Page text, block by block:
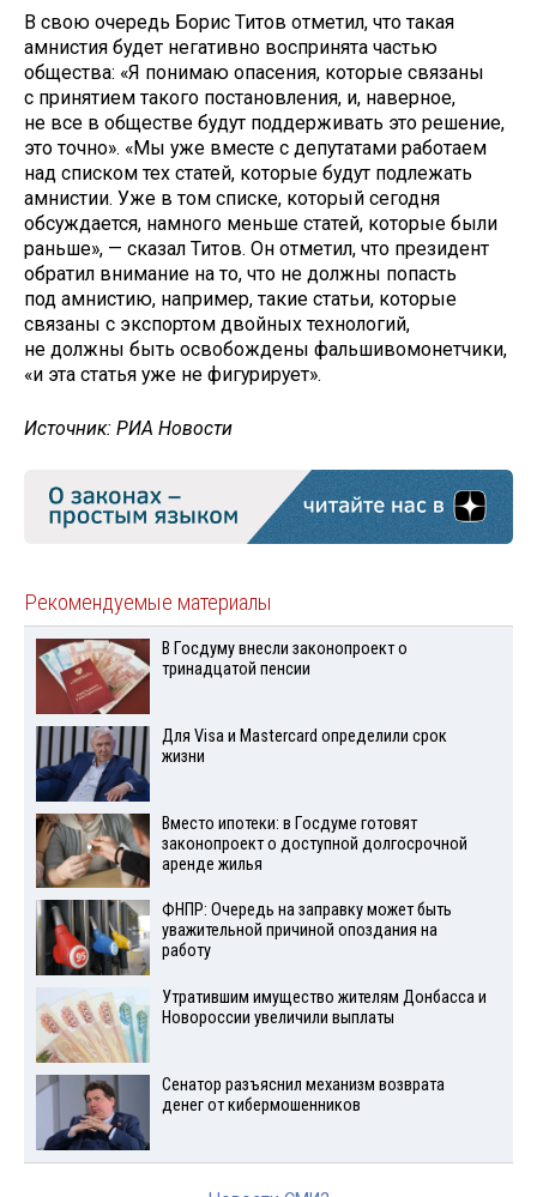
В свою очередь Борис Титов отметил, что такая
амнистия будет негативно воспринята частью
общества: «Я понимаю опасения, которые связаны
с принятием такого постановления, и, наверное,
не все в обществе будут поддерживать это решение,
это точно». «Мы уже вместе с депутатами работаем
над списком тех статей, которые будут подлежать
амнистии. Уже в том списке, который сегодня
обсуждается, намного меньше статей, которые были
раньше», — сказал Титов. Он отметил, что президент
обратил внимание на то, что не должны попасть
под амнистию, например, такие статьи, которые
связаны с экспортом двойных технологий,
не должны быть освобождены фальшивомонетчики,
«и эта статья уже не фигурирует».
Источник: РИА Новости
Рекомендуемые материалы
В Госдуму внесли законопроект о
тринадцатой пенсии
Для Visа и Mastercard определили срок
жизни
Вместо ипотеки: в Госдуме готовят
законопроект о доступной долгосрочной
аренде жилья
ФНПР: Очередь на заправку может быть
уважительной причиной опоздания на
работу
Утратившим имущество жителям Донбасса и
Новороссии увеличили выплаты
Сенатор разъяснил механизм возврата
денег от кибермошенников